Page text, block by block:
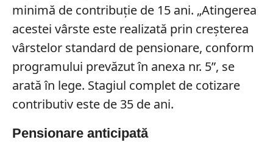
minimă de contribuție de 15 ani. „Atingerea
acestei vârste este realizată prin creșterea
vârstelor standard de pensionare, conform
programului prevăzut în anexa nr. 5”, se
arată în lege. Stagiul complet de cotizare
contributiv este de 35 de ani.
Pensionare anticipată